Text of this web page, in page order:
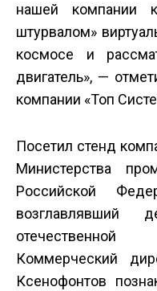
нашей компании
штурвалом»
космосе и
двигатель», —
компании «Топ
Посетил стенд
Министерства
Российской
возглавлявший
Коммерческий
Ксенофонтов